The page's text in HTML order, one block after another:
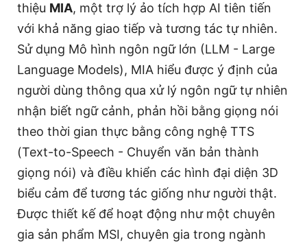
thiệu MIA, một trợ lý ảo tích hợp AI tiên tiến
với khả năng giao tiếp và tương tác tự nhiên.
Sử dụng Mô hình ngôn ngữ lớn (LLM - Large
Language Models), MIA hiểu được ý định của
người dùng thông qua xử lý ngôn ngữ tự nhiên
nhận biết ngữ cảnh, phản hồi bằng giọng nói
theo thời gian thực bằng công nghệ TTS
(Text-to-Speech - Chuyển văn bản thành
giọng nói) và điều khiển các hình đại diện 3D
biểu cảm để tương tác giống như người thật.
Được thiết kế để hoạt động như một chuyên
gia sản phẩm MSI, chuyên gia trong ngành